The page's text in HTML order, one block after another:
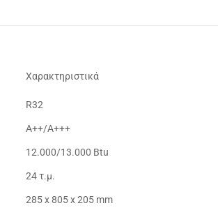
Χαρακτηριστικά
R32
Α++/Α+++
12.000/13.000 Btu
24 τ.μ.
285 x 805 x 205 mm